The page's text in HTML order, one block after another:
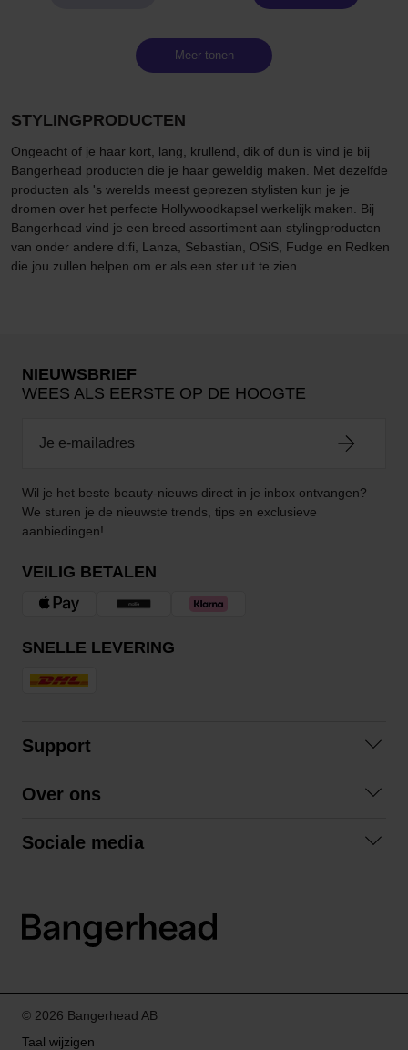
Meer tonen
STYLINGPRODUCTEN
Ongeacht of je haar kort, lang, krullend, dik of dun is vind je bij
Bangerhead producten die je haar geweldig maken. Met dezelfde
producten als 's werelds meest geprezen stylisten kun je je
dromen over het perfecte Hollywoodkapsel werkelijk maken. Bij
Bangerhead vind je een breed assortiment aan stylingproducten
van onder andere d:fi, Lanza, Sebastian, OSiS, Fudge en Redken
die jou zullen helpen om er als een ster uit te zien.
NIEUWSBRIEF
WEES ALS EERSTE OP DE HOOGTE
Wil je het beste beauty-nieuws direct in je inbox ontvangen?
We sturen je de nieuwste trends, tips en exclusieve
aanbiedingen!
VEILIG BETALEN
SNELLE LEVERING
Support
Retourneren
Over ons
Sociale media
LinkedIn
© 2026 Bangerhead AB
Taal wijzigen